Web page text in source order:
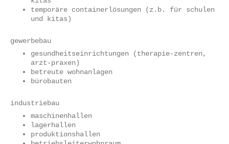
temporäre containerlösungen (z.b. für schulen
und kitas)
gewerbebau
gesundheitseinrichtungen (therapie-zentren,
arzt-praxen)
betreute wohnanlagen
bürobauten
industriebau
maschinenhallen
lagerhallen
produktionshallen